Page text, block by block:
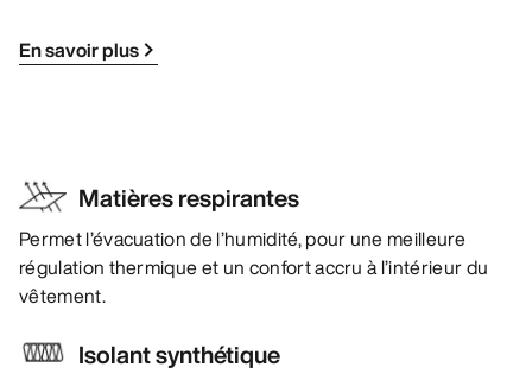
En savoir plus
Matières respirantes
Permet l’évacuation de l’humidité, pour une meilleure
régulation thermique et un confort accru à l’intérieur du
vêtement.
Isolant synthétique